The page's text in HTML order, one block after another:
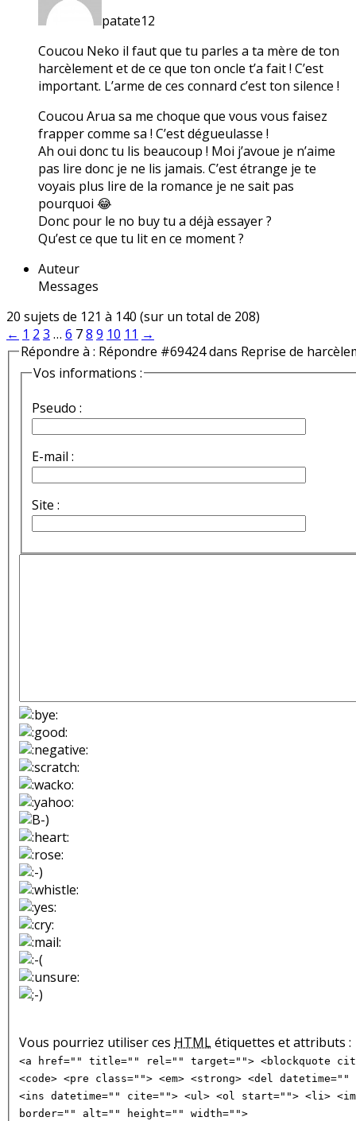
patate12
Coucou Neko il faut que tu parles a ta mère de ton
harcèlement et de ce que ton oncle t’a fait ! C’est
important. L’arme de ces connard c’est ton silence !
Coucou Arua sa me choque que vous vous faisez
frapper comme sa ! C’est dégueulasse !
Ah oui donc tu lis beaucoup ! Moi j’avoue je n’aime
pas lire donc je ne lis jamais. C’est étrange je te
voyais plus lire de la romance je ne sait pas
pourquoi 😂
Donc pour le no buy tu a déjà essayer ?
Qu’est ce que tu lit en ce moment ?
Auteur
Messages
20 sujets de 121 à 140 (sur un total de 208)
← 1 2 3 … 6 78 9 10 11 →
Répondre à : Répondre #69424 dans Reprise de
Vos informations :
Pseudo :
E-mail :
Site :
Vous pourriez utiliser ces HTMLétiquettes et attributs :
<a href="" title="" rel="" target=""> <blockquote
<code> <pre class=""> <em> <strong> <del
<ins datetime="" cite=""> <ul> <ol start=""> <li>
border="" alt="" height="" width="">